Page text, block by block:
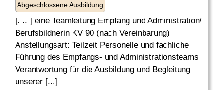
Abgeschlossene Ausbildung
[. .. ] eine Teamleitung Empfang und Administration/
Berufsbildnerin KV 90 (nach Vereinbarung)
Anstellungsart: Teilzeit Personelle und fachliche
Führung des Empfangs- und Administrationsteams
Verantwortung für die Ausbildung und Begleitung
unserer [...]